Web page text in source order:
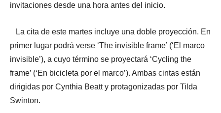
invitaciones desde una hora antes del inicio.
La cita de este martes incluye una doble proyección. En
primer lugar podrá verse ‘The invisible frame’ (‘El marco
invisible’), a cuyo término se proyectará ‘Cycling the
frame’ (‘En bicicleta por el marco’). Ambas cintas están
dirigidas por Cynthia Beatt y protagonizadas por Tilda
Swinton.